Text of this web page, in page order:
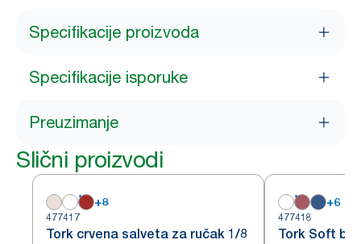
Specifikacije proizvoda
Specifikacije isporuke
Preuzimanje
Slični proizvodi
+8
477417
Tork crvena salveta za ručak 1/8
+6
477418
Tork Soft